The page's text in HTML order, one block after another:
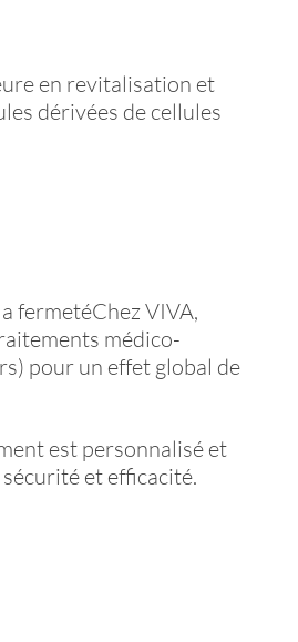
en revitalisation et
dérivées de cellules
fermetéChez VIVA,
médico-
pour un effet global de
est personnalisé et
et efficacité.